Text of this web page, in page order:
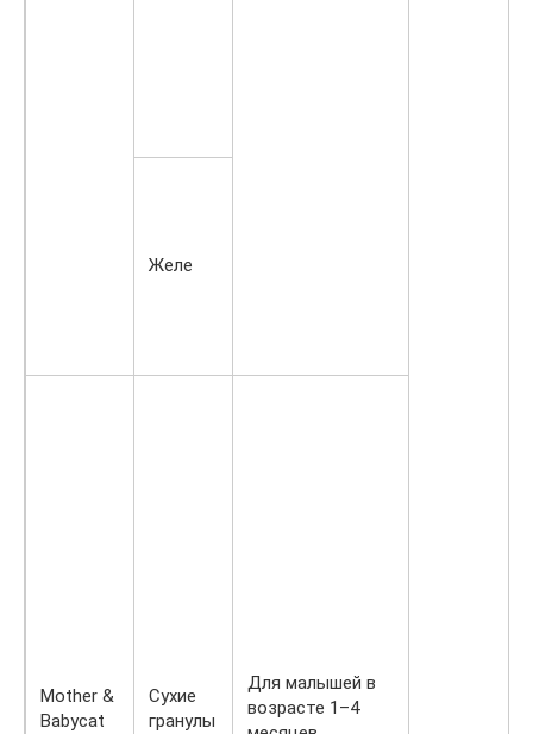
Желе
Mother &
Babycat
Сухие
гранулы
Для малышей в
возрасте 1–4